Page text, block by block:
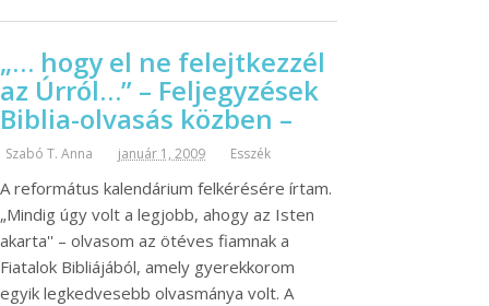
„… hogy el ne felejtkezzél
az Úrról…” – Feljegyzések
Biblia-olvasás közben –
Szabó T. Anna január 1, 2009 Esszék
A református kalendárium felkérésére írtam.
„Mindig úgy volt a legjobb, ahogy az Isten
akarta'' – olvasom az ötéves fiamnak a
Fiatalok Bibliájából, amely gyerekkorom
egyik legkedvesebb olvasmánya volt. A